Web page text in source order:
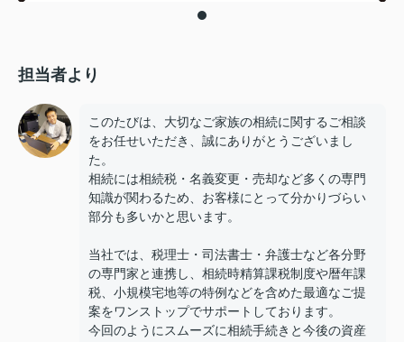
担当者より
このたびは、大切なご家族の相続に関するご相談
をお任せいただき、誠にありがとうございまし
た。
相続には相続税・名義変更・売却など多くの専門
知識が関わるため、お客様にとって分かりづらい
部分も多いかと思います。
当社では、税理士・司法書士・弁護士など各分野
の専門家と連携し、相続時精算課税制度や暦年課
税、小規模宅地等の特例などを含めた最適なご提
案をワンストップでサポートしております。
今回のようにスムーズに相続手続きと今後の資産